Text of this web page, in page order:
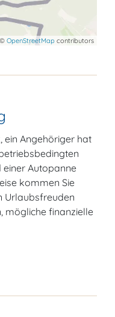
OpenStreetMap contributors
ein Angehöriger hat
Autopanne
kommen Sie
Urlaubsfreuden
mögliche finanzielle